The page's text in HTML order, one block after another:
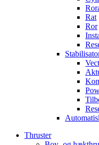
Rat
Ror
Thruster